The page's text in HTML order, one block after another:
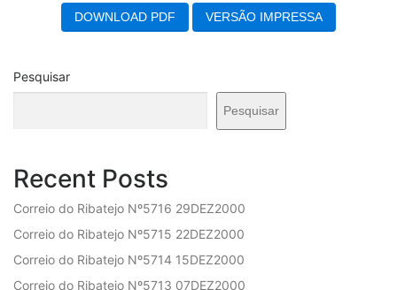
DOWNLOAD PDF VERSÃO IMPRESSA
Pesquisar
Pesquisar
Recent Posts
Correio do Ribatejo Nº5716 29DEZ2000
Correio do Ribatejo Nº5715 22DEZ2000
Correio do Ribatejo Nº5714 15DEZ2000
Correio do Ribatejo Nº5713 07DEZ2000